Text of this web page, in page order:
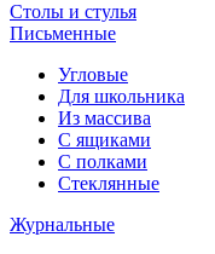
Столы и стулья
Письменные
Угловые
Для школьника
Из массива
С ящиками
С полками
Стеклянные
Журнальные